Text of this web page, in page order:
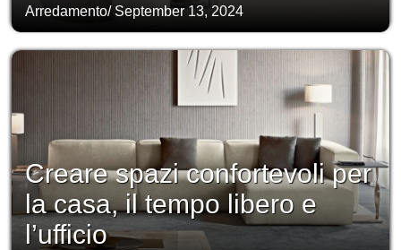
Arredamento/ September 13, 2024
Creare spazi confortevoli per
la casa, il tempo libero e
l’ufficio